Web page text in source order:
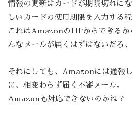
情報の更新はカードが期限切れに
しいカードの使用期限を入力する程
これはAmazonのHPからできるか
んなメールが届くはずはないだろ、
それにしても、Amazonには通報
に、相変わらず届く不審メール。
Amazonも対応できないのかね？